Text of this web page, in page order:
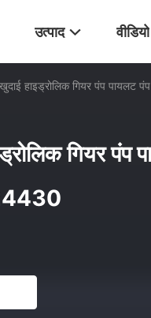
उत्पाद वीडियो
हाइड्रोलिक गियर पंप
गियर पंप